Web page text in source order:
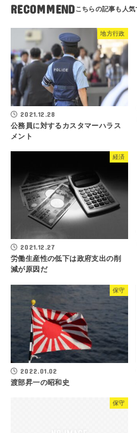
RECOMMEND
地方行政
2021.12.28
公務員に対するカスタマーハラス
メント
経済
2021.12.27
労働生産性の低下は政府支出の削
減が原因だ
保守
2022.01.02
渡部昇一の昭和史
保守